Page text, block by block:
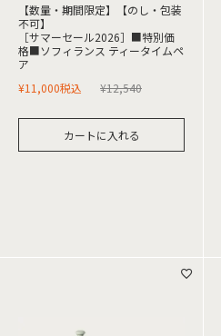
【数量・期間限定】【のし・包装
不可】
［サマーセール2026］■特別価
格■ソフィランス ティータイムペ
ア
¥12,540
¥11,000税込
カートに入れる